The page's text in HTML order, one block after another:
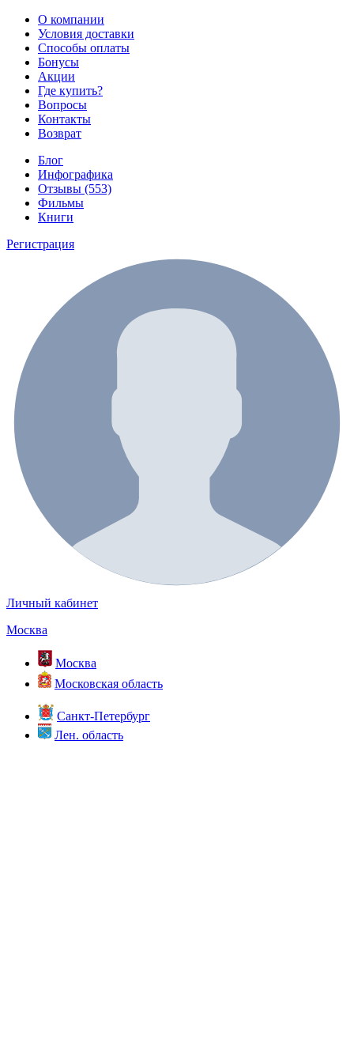
О компании
Условия доставки
Способы оплаты
Бонусы
Акции
Где купить?
Вопросы
Контакты
Возврат
Блог
Инфографика
Отзывы (553)
Фильмы
Книги
Регистрация
Личный кабинет
Москва
Москва
Московская область
Санкт-Петербург
Лен. область